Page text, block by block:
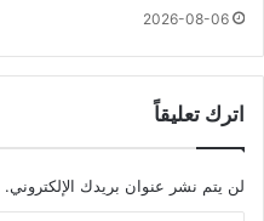
2026-08-06
اترك تعليقاً
لن يتم نشر عنوان بريدك الإلكتروني.